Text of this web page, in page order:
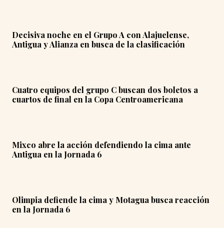
Decisiva noche en el Grupo A con Alajuelense,
Antigua y Alianza en busca de la clasificación
Cuatro equipos del grupo C buscan dos boletos a
cuartos de final en la Copa Centroamericana
Mixco abre la acción defendiendo la cima ante
Antigua en la Jornada 6
Olimpia defiende la cima y Motagua busca reacción
en la Jornada 6